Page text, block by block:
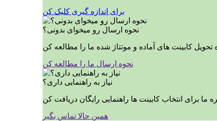
برای اندازه گیری کلیک کن
نحوه ارسال رو میخوای بدونی؟
تحویل کابینت های آماده و موتتاژ شده ما را مطالعه کن
نحوه ارسال ما را مطالعه کن
نیاز به راهنمایی داری؟
همین حالا تماس بگیر